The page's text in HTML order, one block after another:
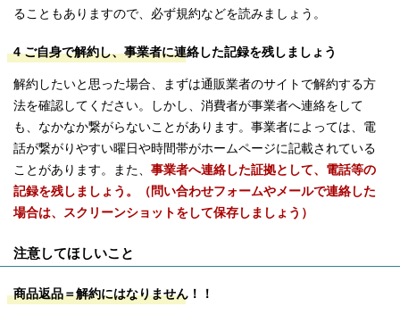
ることもありますので、必ず規約などを読みましょう。
4 ご自身で解約し、事業者に連絡した記録を残しましょう
解約したいと思った場合、まずは通販業者のサイトで解約する方
法を確認してください。しかし、消費者が事業者へ連絡をして
も、なかなか繋がらないことがあります。事業者によっては、電
話が繋がりやすい曜日や時間帯がホームページに記載されている
ことがあります。また、 事業者へ連絡した証拠として、電話等の
記録を残しましょう。（問い合わせフォームやメールで連絡した
場合は、スクリーンショットをして保存しましょう）
注意してほしいこと
商品返品＝解約にはなりません！！